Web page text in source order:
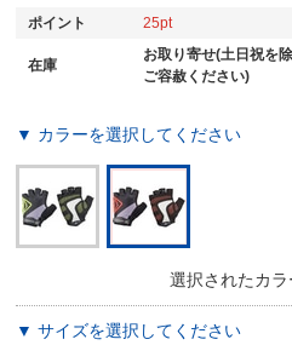
ポイント 25
在庫
お取り寄せ(土日祝を
ご容赦ください)
▼ カラーを選択してください
選択されたカラ
▼ サイズを選択してください